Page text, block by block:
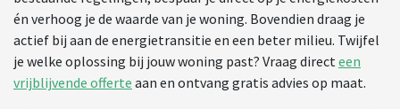
én verhoog je de waarde van je woning. Bovendien draag je
actief bij aan de energietransitie en een beter milieu. Twijfel
je welke oplossing bij jouw woning past? Vraag directeen
vrijblijvende offerte aan en ontvang gratis advies op maat.